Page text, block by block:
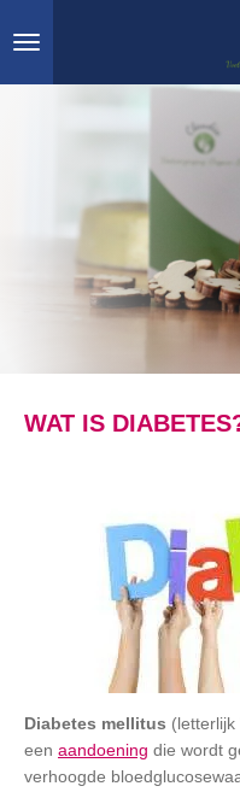
direct
hoofdinhoud
WAT IS
Diabetes mellitus
een aandoening die wordt
verhoogde